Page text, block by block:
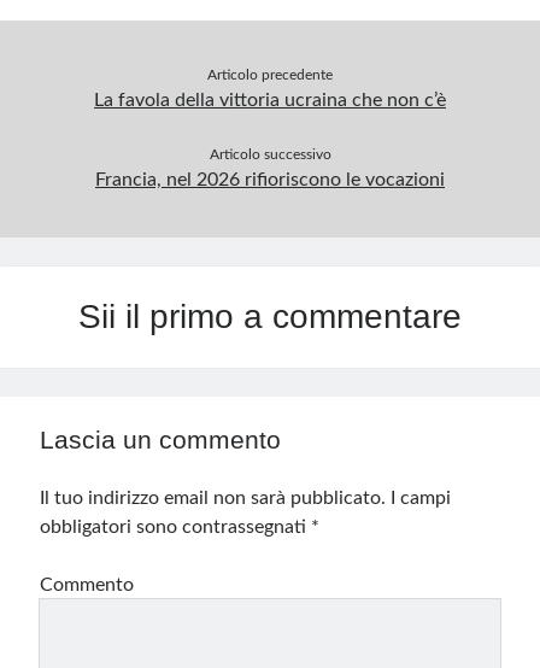
Articolo precedente
La favola della vittoria ucraina che non c’è
Articolo successivo
Francia, nel 2026 rifioriscono le vocazioni
Sii il primo a commentare
Lascia un commento
Il tuo indirizzo email non sarà pubblicato.
I campi
obbligatori sono contrassegnati *
Commento